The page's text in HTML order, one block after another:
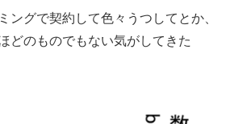
ングで契約して色々うつしてとか、
どのものでもない気がしてきた